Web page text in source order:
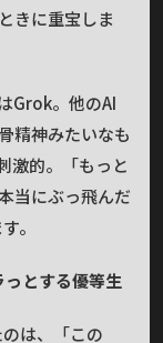
きに重宝しま
Grok。他のAI
精神みたいなも
激的。「もっと
当にぶっ飛んだ
。
とする優等生
は、「この